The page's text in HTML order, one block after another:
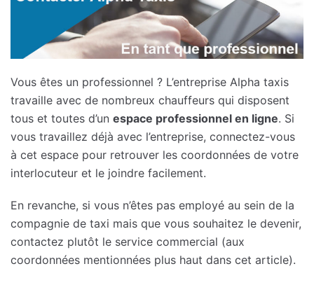
Vous êtes un professionnel ? L’entreprise Alpha taxis
travaille avec de nombreux chauffeurs qui disposent
tous et toutes d’un espace professionnel en ligne. Si
vous travaillez déjà avec l’entreprise, connectez-vous
à cet espace pour retrouver les coordonnées de votre
interlocuteur et le joindre facilement.
En revanche, si vous n’êtes pas employé au sein de la
compagnie de taxi mais que vous souhaitez le devenir,
contactez plutôt le service commercial (aux
coordonnées mentionnées plus haut dans cet article).